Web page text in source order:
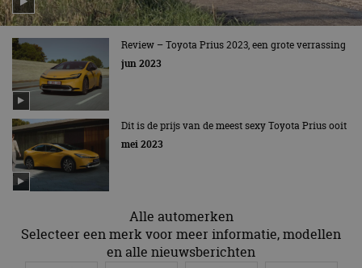
Review – Toyota Prius 2023, een grote verrassing
jun 2023
Dit is de prijs van de meest sexy Toyota Prius ooit
mei 2023
Alle automerken
Selecteer een merk voor meer informatie, modellen
en alle nieuwsberichten